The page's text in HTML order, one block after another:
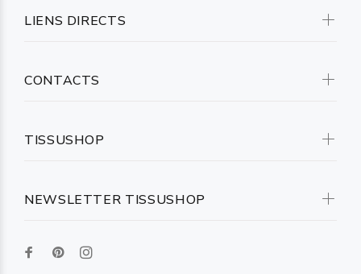
NEWSLETTER TISSUSHOP
LIENS DIRECTS
CONTACTS
TISSUSHOP